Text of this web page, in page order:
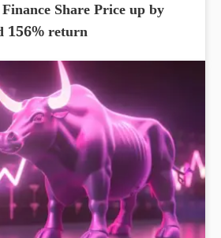
Share Price up by
156% return